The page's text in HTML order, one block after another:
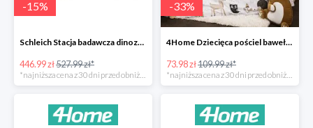
-15%
Schleich Stacja badawcza dinozaurów -15%
446.99 zł527.99 zł*
*najniższa cena z 30 dni przed obniżką
-33%
4Home Dziecięca pościel bawełniana do łóżeczka Nordic Friends -33%
73.98 zł109.99 zł*
*najniższa cena z 30 dni przed obniżką